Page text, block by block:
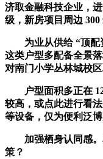
济取金融科技企业，
级，新房项目周边
为业从供给 “顶配资
这类户型多配备全景
对南门小学丛林城校
户型面积多正在
较高，或点此进行看
等设备，仅为便利泛
加强栖身认同感。单
策？